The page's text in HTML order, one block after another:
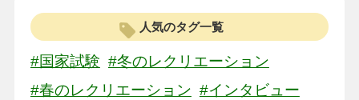
人気のタグ一覧
#国家試験 #冬のレクリエーション
#春のレクリエーション #インタビュー